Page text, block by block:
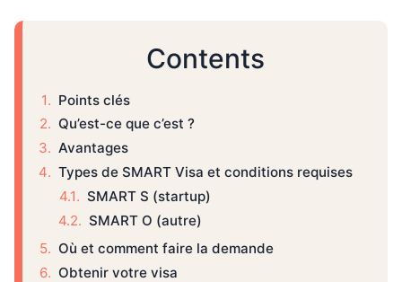
Contents
Points clés
Qu’est-ce que c’est ?
Avantages
Types de SMART Visa et conditions requises
SMART S (startup)
SMART O (autre)
Où et comment faire la demande
Obtenir votre visa